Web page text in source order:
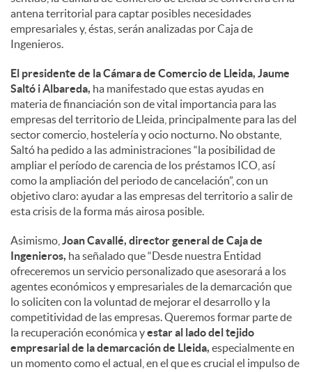
antena territorial para captar posibles necesidades
empresariales y, éstas, serán analizadas por Caja de
Ingenieros.
El presidente de la Cámara de Comercio de Lleida, Jaume
Saltó i Albareda, ha manifestado que estas ayudas en
materia de financiación son de vital importancia para las
empresas del territorio de Lleida, principalmente para las del
sector comercio, hostelería y ocio nocturno. No obstante,
Saltó ha pedido a las administraciones “la posibilidad de
ampliar el período de carencia de los préstamos ICO, así
como la ampliación del periodo de cancelación”, con un
objetivo claro: ayudar a las empresas del territorio a salir de
esta crisis de la forma más airosa posible.
Asimismo, Joan Cavallé, director general de Caja de
Ingenieros, ha señalado que “Desde nuestra Entidad
ofreceremos un servicio personalizado que asesorará a los
agentes económicos y empresariales de la demarcación que
lo soliciten con la voluntad de mejorar el desarrollo y la
competitividad de las empresas. Queremos formar parte de
la recuperación económica yestar al lado del tejido
empresarial de la demarcación de Lleida, especialmente en
un momento como el actual, en el que es crucial el impulso de